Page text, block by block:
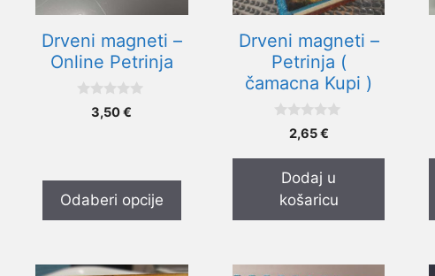
Drveni magneti –
Online Petrinja
3,50€
Odaberi opcije
odabrati
stranici
proizvoda
Drveni magneti –
Petrinja (
čamacna Kupi )
2,65€
Dodaj u
košaricu